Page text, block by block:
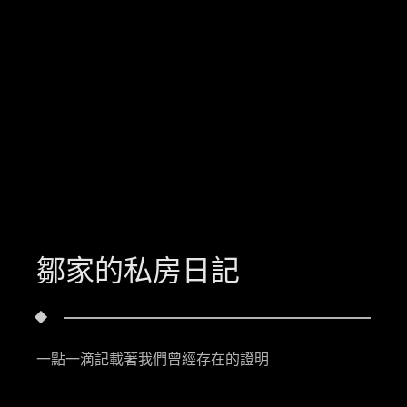
鄒家的私房日記
一點一滴記載著我們曾經存在的證明